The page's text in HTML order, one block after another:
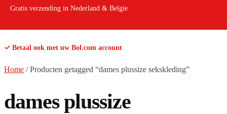
Gratis verzending in Nederland & Belgie
✓ Betaal ook met uw Bol.com account
Home /Producten getagged “dames plussize sekskleding”
dames plussize